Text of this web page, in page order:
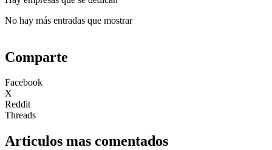
No hay más entradas que mostrar
Comparte
Facebook
X
Reddit
Threads
Articulos mas comentados